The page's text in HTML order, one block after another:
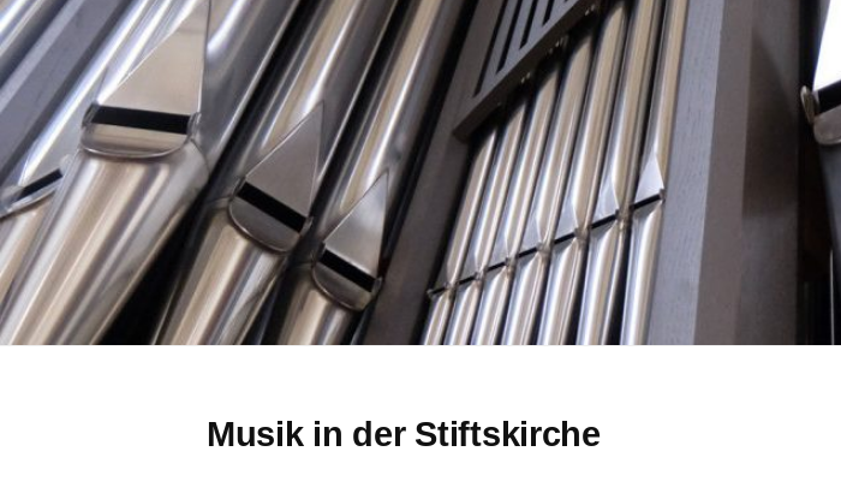
Musik in der Stiftskirche